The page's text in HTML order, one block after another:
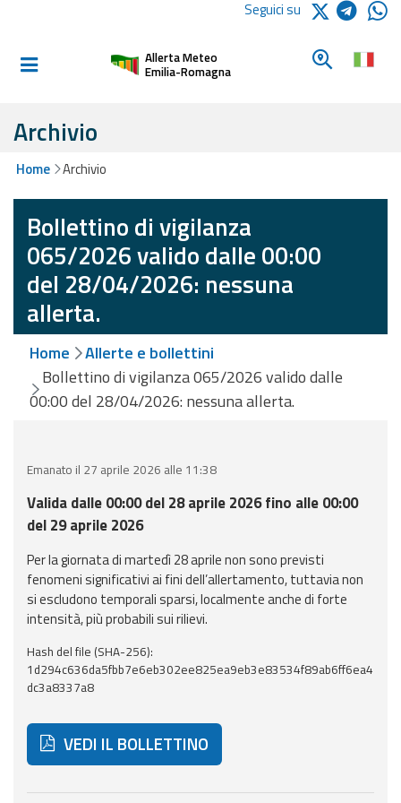
Informati e
Allerte E
Allerte e
Bollettini
Meteo
Allerte e
Bollettini
Valanghe
Monitoraggio
eventi
Previsioni meteo e
marine
Dati osservati
Radar meteo
Strumenti
Operativi
Seguici su
Allerta Meteo
Emilia-Romagna
Cerca un
Archivio
Home Archivio
Bollettino di vigilanza
065/2026 valido dalle 00:00
del 28/04/2026: nessuna
allerta.
Home
Allerte e bollettini
Bollettino di vigilanza 065/2026 valido dalle
00:00 del 28/04/2026: nessuna allerta.
Emanato il 27 aprile 2026 alle 11:38
Valida dalle 00:00 del 28 aprile 2026 fino alle 00:00
del 29 aprile 2026
Per la giornata di martedì 28 aprile non sono previsti
fenomeni significativi ai fini dell’allertamento, tuttavia non
si escludono temporali sparsi, localmente anche di forte
intensità, più probabili sui rilievi.
Hash del file (SHA-256):
1d294c636da5fbb7e6eb302ee825ea9eb3e83534f89ab6ff6ea4
dc3a8337a8
VEDI IL BOLLETTINO